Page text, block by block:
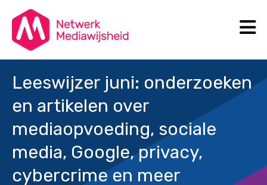
Leeswijzer juni: onderzoeken
en artikelen over
mediaopvoeding, sociale
media, Google, privacy,
cybercrime en meer